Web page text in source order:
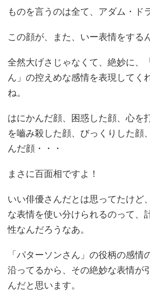
ものを言うのは全て、アダム・ド
この顔が、また、いー表情をする
全然大げさじゃなくて、絶妙に、
ん」の控えめな感情を表現してく
ね。
はにかんだ顔、困惑した顔、心を
を嚙み殺した顔、びっくりした顔
んだ顔・・・
まさに百面相ですよ！
いい俳優さんだとは思ってたけど
な表情を使い分けられるのって、
性なんだろうなあ。
「パターソンさん」の役柄の感情
沿ってるから、その絶妙な表情が
んだと思います。